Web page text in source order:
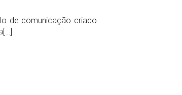
de comunicação criado